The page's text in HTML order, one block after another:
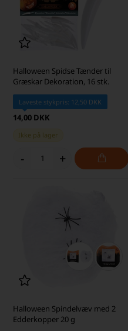
Halloween Spidse Tænder til
Græskar Dekoration, 16 stk.
Laveste stykpris: 12,50 DKK
14,00 DKK
Ikke på lager
- +
Halloween Spindelvæv med 2
Edderkopper 20 g